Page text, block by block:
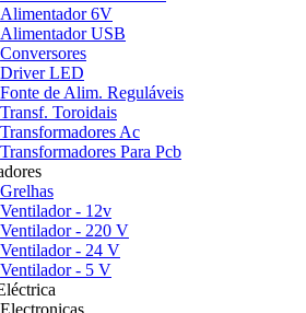
Alimentador 6V
Alimentador USB
Conversores
Driver LED
Fonte de Alim. Reguláveis
Transf. Toroidais
Transformadores Ac
Transformadores Para Pcb
Grelhas
Ventilador - 12v
Ventilador - 220 V
Ventilador - 24 V
Ventilador - 5 V